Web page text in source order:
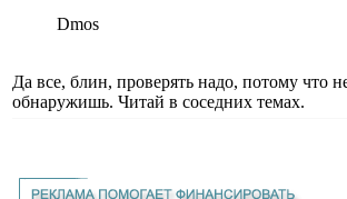
Dmos
Да все, блин, проверять надо, потому что
обнаружишь. Читай в соседних темах.